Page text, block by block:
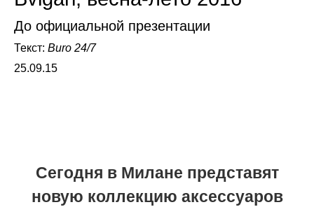
До официальной презентации
Текст: Buro 24/7
25.09.15
Сегодня в Милане представят
новую коллекцию аксессуаров